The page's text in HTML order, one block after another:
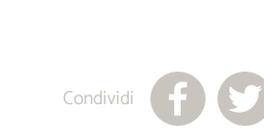
Condividi